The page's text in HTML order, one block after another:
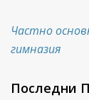
Частно
гимназия
Последни